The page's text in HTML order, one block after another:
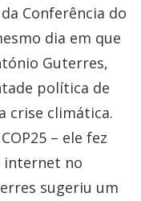
Conferência do
dia em que
Guterres,
política de
crise climática.
– ele fez
internet no
sugeriu um